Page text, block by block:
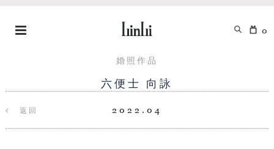
0
婚照作品
六便士 向詠
返回 2022.04